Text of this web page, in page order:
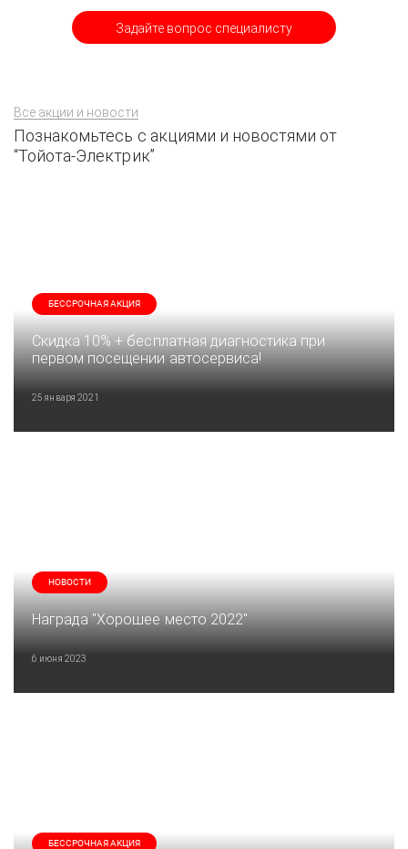
Задайте вопрос специалисту
Все акции и новости
Познакомьтесь с акциями и новостями от
“Тойота-Электрик”
БЕССРОЧНАЯ АКЦИЯ
Скидка 10% + бесплатная диагностика при
первом посещении автосервиса!
25 января 2021
НОВОСТИ
Награда "Хорошее место 2022"
6 июня 2023
БЕССРОЧНАЯ АКЦИЯ